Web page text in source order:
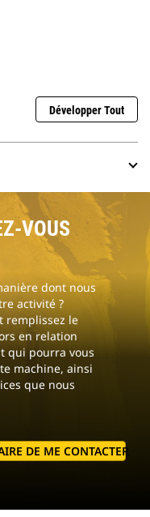
Développer Tout
VOUS
dont nous
activité ?
remplissez le
en relation
qui pourra vous
machine, ainsi
que nous
DE ME CONTACTER